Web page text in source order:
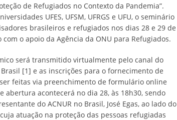
de Refugiados no Contexto da Pandemia”.
UFES, UFSM, UFRGS e UFU, o seminário
brasileiros e refugiados nos dias 28 e 29 de
o apoio da Agência da ONU para Refugiados.
será transmitido virtualmente pelo canal do
Brasil [1] e as inscrições para o fornecimento de
feitas via preenchimento de formulário online
abertura acontecerá no dia 28, às 18h30, sendo
do ACNUR no Brasil, José Egas, ao lado do
atuação na proteção das pessoas refugiadas